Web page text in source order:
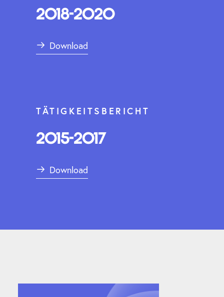
2018-2020
Download
TÄTIGKEITSBERICHT
2015-2017
Download